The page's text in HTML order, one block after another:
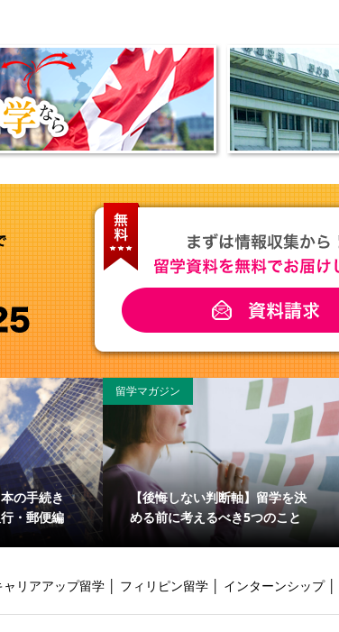
の手続き
・郵便編
留学マガジン
【後悔しない判断軸】留学を決
める前に考えるべき5つのこと
ャリアアップ留学 フィリピン留学 インターンシップ│